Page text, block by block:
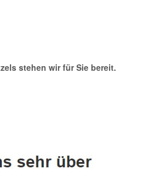
stehen wir für Sie bereit.